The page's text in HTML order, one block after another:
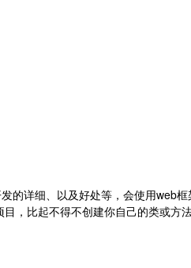
的详细、以及好处等，会使用
，比起不得不创建你自己的类或方法